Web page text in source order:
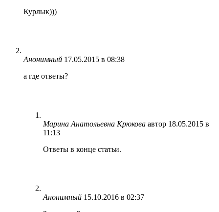
Курлык)))
Анонимный 17.05.2015 в 08:38
а гдe отвeты?
Марина Анатольевна Крюкова автор 18.05.2015 в
11:13
Ответы в конце статьи.
Анонимный 15.10.2016 в 02:37